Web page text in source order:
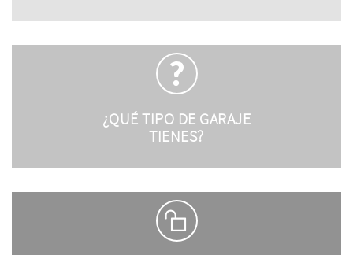
¿QUÉ TIPO DE GARAJE
TIENES?